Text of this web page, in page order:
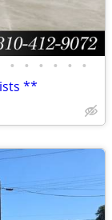
• • • • • •
**